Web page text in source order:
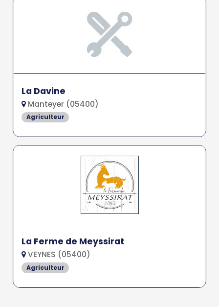
La Davine
Manteyer (05400)
Agriculteur
La Ferme de Meyssirat
VEYNES (05400)
Agriculteur